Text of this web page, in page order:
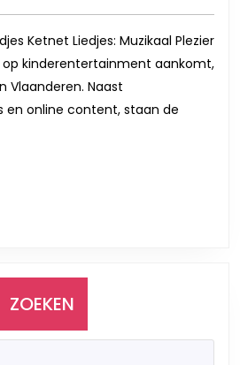
Ketnet
Liedjes
voor
Kinderen
Ketnet Liedjes: Muzikaal Plezier
op kinderentertainment aankomt,
Vlaanderen. Naast
en online content, staan de
ZOEKEN